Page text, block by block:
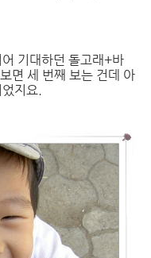
기대하던 돌고래+바
면 세 번째 보는 건데 아
지요.